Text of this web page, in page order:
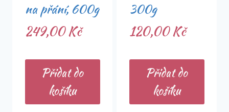
na přání, 600g
249,00Kč
Přidat do
košíku
300g
120,00Kč
Přidat do
košíku